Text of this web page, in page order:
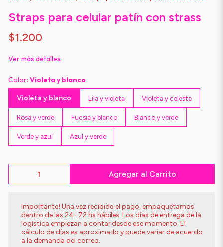
Straps para celular patín con strass
$1.200
Ver más detalles
Color: Violeta y blanco
Violeta y blanco Lila y violeta Violeta y celeste
Rosa y verde Fucsia y blanco Blanco y verde
Verde y azul Azul y verde
Agregar al Carrito
Importante! Una vez recibido el pago, empaquetamos
dentro de las 24- 72 hs hábiles. Los días de entrega de la
logística empiezan a contar desde ese momento. El
cálculo de días es aproximado y puede variar de acuerdo
a la demanda del correo.